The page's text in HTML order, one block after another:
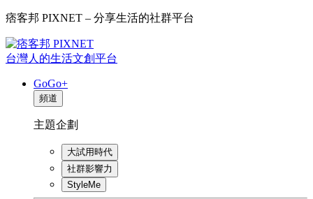
痞客邦 PIXNET – 分享生活的社群平台
台灣人的生活文創平台
GoGo+
頻道
主題企劃
大試用時代
社群影響力
StyleMe